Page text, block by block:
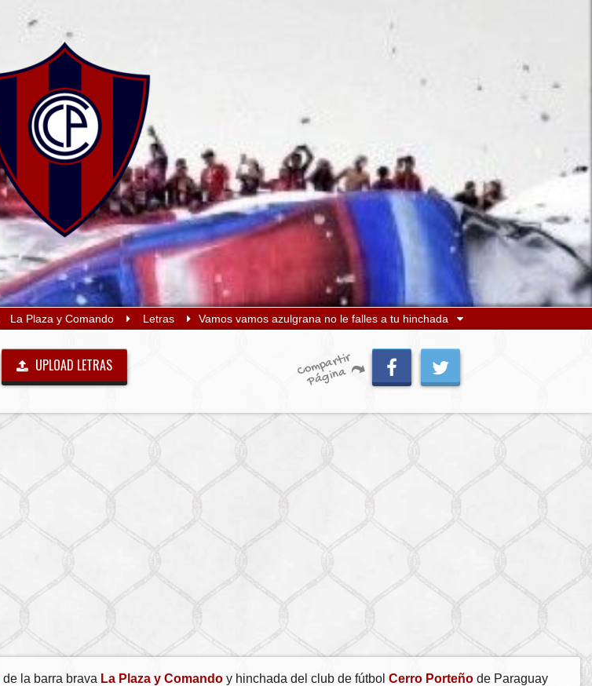
La Plaza y Comando Letras Vamos vamos azulgrana no le falles a tu hinchada
UPLOAD LETRAS C
o
m
p
artir
P
á
gi
n
a
de la barra brava La Plaza y Comandoy hinchada del club de fútbol Cerro Porteñode Paraguay